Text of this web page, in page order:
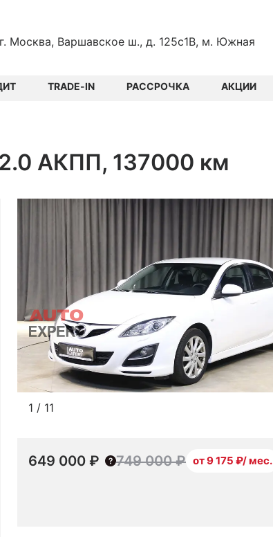
г. Москва, Варшавское ш., д. 125с1В, м. Южная
TRADE-IN РАССРОЧКА АКЦИИ
АКПП, 137000 км
1 / 11
649 000 ₽ 749 000 ₽ от 9 175 ₽/ мес.